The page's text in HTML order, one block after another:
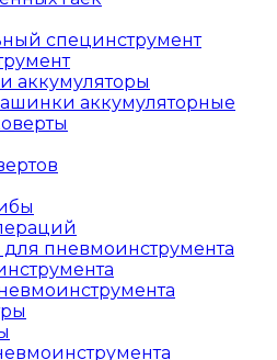
специнструмент
аккумуляторы
аккумуляторные
пневмоинструмента